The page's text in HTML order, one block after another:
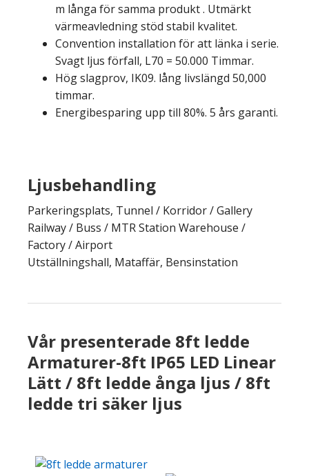
m långa för samma produkt . Utmärkt
värmeavledning stöd stabil kvalitet.
Convention installation för att länka i serie.
Svagt ljus förfall, L70 = 50.000 Timmar.
Hög slagprov, IK09. lång livslängd 50,000
timmar.
Energibesparing upp till 80%. 5 års garanti.
Ljusbehandling
Parkeringsplats, Tunnel / Korridor / Gallery
Railway / Buss / MTR Station Warehouse /
Factory / Airport
Utställningshall, Mataffär, Bensinstation
Vår presenterade 8ft ledde
Armaturer-8ft IP65 LED Linear
Lätt / 8ft ledde ånga ljus / 8ft
ledde tri säker ljus